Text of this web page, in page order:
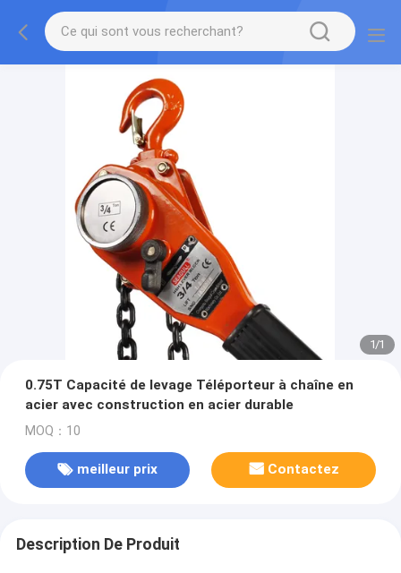
1/1
0.75T Capacité de levage Téléporteur à chaîne en
acier avec construction en acier durable
MOQ：10
meilleur prix Contactez
Description De Produit